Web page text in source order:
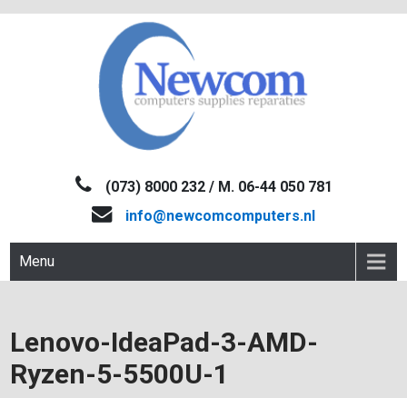
NEWCOM(073) 8000 232 / M. 06-44 050 781
info@newcomcomputers.nl
Menu
Lenovo-IdeaPad-3-AMD-
Ryzen-5-5500U-1